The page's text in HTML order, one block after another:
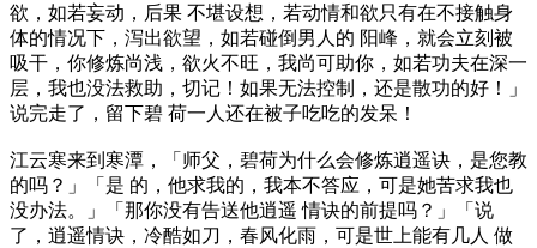
欲，如若妄动，后果 不堪设想，若动情和欲只有在不接触身
体的情况下，泻出欲望，如若碰倒男人的 阳峰，就会立刻被
吸干，你修炼尚浅，欲火不旺，我尚可助你，如若功夫在深一
层，我也没法救助，切记！如果无法控制，还是散功的好！」
说完走了，留下碧 荷一人还在被子吃吃的发呆！
江云寒来到寒潭，「师父，碧荷为什么会修炼逍遥诀，是您教
的吗？」「是 的，他求我的，我本不答应，可是她苦求我也
没办法。」「那你没有告送他逍遥 情诀的前提吗？」「说
了，逍遥情诀，冷酷如刀，春风化雨，可是世上能有几人 做